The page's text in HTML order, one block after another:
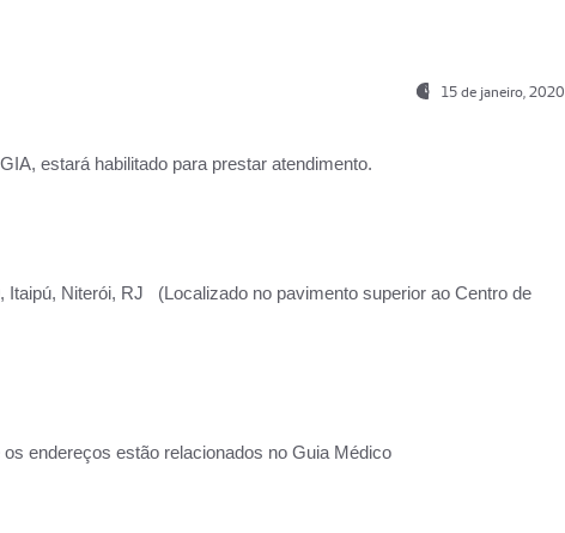
15 de janeiro, 2020
estará habilitado para prestar atendimento.
Itaipú, Niterói, RJ (Localizado no pavimento superior ao Centro de
endereços estão relacionados no Guia Médico